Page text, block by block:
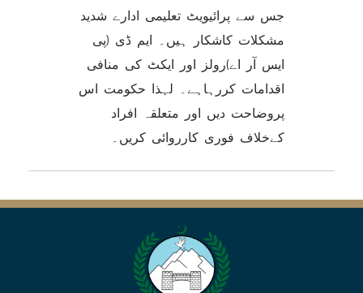
جس سے پرائیویٹ تعلیمی ادارے شدید
مشکلات کاشکار ہیں۔ ایم ڈی (پی
ایس آر اے)رولز اور ایکٹ کی منافی
اقدامات کررہاہے۔ لہذا حکومت اس
پروضاحت دیں اور متعلقہ افراد
کےخلاف فوری کارروائی کریں۔